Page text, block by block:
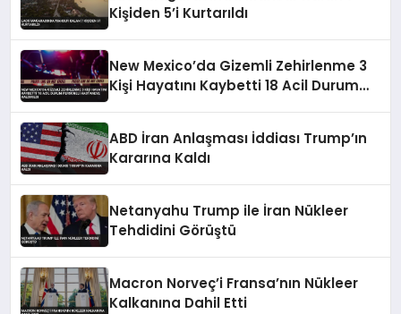
Kişiden 5’i Kurtarıldı
New Mexico’da Gizemli Zehirlenme 3
Kişi Hayatını Kaybetti 18 Acil Durum
ABD İran Anlaşması İddiası Trump’ın
Kararına Kaldı
Netanyahu Trump ile İran Nükleer
Tehdidini Görüştü
Macron Norveç’i Fransa’nın Nükleer
Kalkanına Dahil Etti